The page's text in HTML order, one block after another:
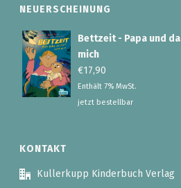
NEUERSCHEINUNG
Bettzeit - Papa und
mich
€17,90
Enthält 7% MwSt.
jetzt bestellbar
KONTAKT
Kullerkupp Kinderbuch Verlag